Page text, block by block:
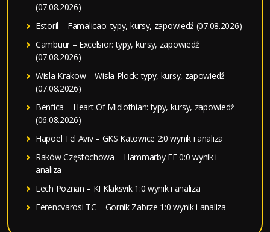
(07.08.2026)
Estoril – Famalicao: typy, kursy, zapowiedź (07.08.2026)
Cambuur – Excelsior: typy, kursy, zapowiedź
(07.08.2026)
Wisla Krakow – Wisla Plock: typy, kursy, zapowiedź
(07.08.2026)
Benfica – Heart Of Midlothian: typy, kursy, zapowiedź
(06.08.2026)
Hapoel Tel Aviv – GKS Katowice 2:0 wynik i analiza
Raków Częstochowa – Hammarby FF 0:0 wynik i
analiza
Lech Poznan – KI Klaksvik 1:0 wynik i analiza
Ferencvarosi TC – Gornik Zabrze 1:0 wynik i analiza